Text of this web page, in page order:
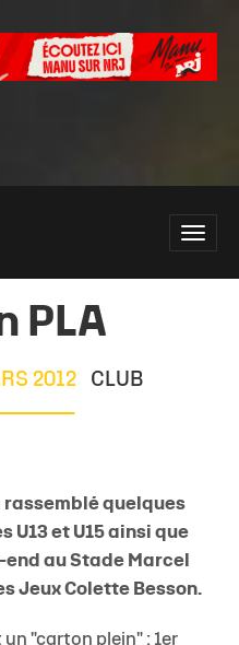
Toggle
PLA
2012 CLUB
rassemblé quelques
U13 et U15 ainsi que
au Stade Marcel
Jeux Colette Besson.
"carton plein" : 1er